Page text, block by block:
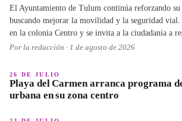
El Ayuntamiento de Tulum continúa reforzando su
buscando mejorar la movilidad y la seguridad vial.
en la colonia Centro y se invita a la ciudadanía a
Por la redacción · 1 de agosto de 2026
26 DE JULIO
Playa del Carmen arranca programa
urbana en su zona centro